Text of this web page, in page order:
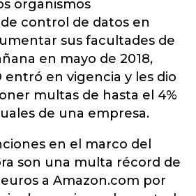
organismos
control de datos en
sus facultades de
en mayo de 2018,
entró en vigencia y les dio
multas de hasta el 4%
de una empresa.
en el marco del
son una multa récord de
a Amazon.com por